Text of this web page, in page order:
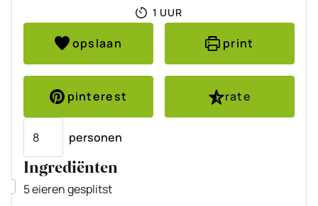
1 UUR
UUR
opslaan print
pinterest
rate
personen
Ingrediënten
▢
5eierengesplitst